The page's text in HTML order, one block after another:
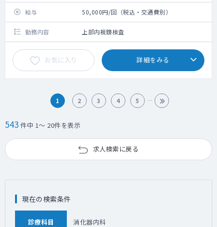
給与 50,000円/回（税込・交通費別）
勤務内容 上部内視鏡検査
お気に入り 詳細をみる
1 2 3 4 5
543 件中 1～ 20件を表示
求人検索に戻る
現在の検索条件
診療科目 消化器内科